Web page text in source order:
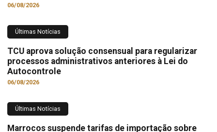
06/08/2026
Últimas Notícias
TCU aprova solução consensual para regularizar
processos administrativos anteriores à Lei do
Autocontrole
06/08/2026
Últimas Notícias
Marrocos suspende tarifas de importação sobre